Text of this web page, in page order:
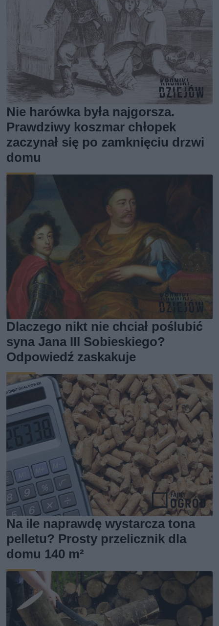
Nie harówka była najgorsza.
Prawdziwy koszmar chłopek
zaczynał się po zamknięciu drzwi
domu
Dlaczego nikt nie chciał poślubić
syna Jana III Sobieskiego?
Odpowiedź zaskakuje
Na ile naprawdę wystarcza tona
pelletu? Prosty przelicznik dla
domu 140 m²